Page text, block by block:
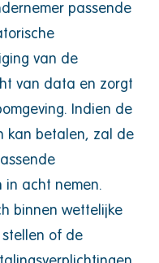
passende
van de
van data en zorgt
Indien de
kan betalen, zal de
in acht nemen.
binnen wettelijke
of de